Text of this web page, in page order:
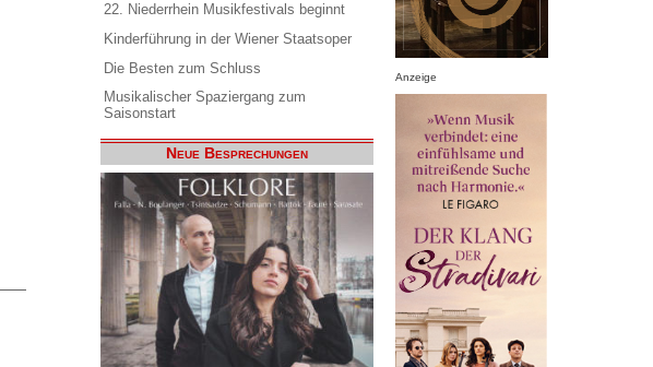
22. Niederrhein Musikfestivals beginnt
Kinderführung in der Wiener Staatsoper
Die Besten zum Schluss
Musikalischer Spaziergang zum
Saisonstart
Neue Besprechungen
Anzeige